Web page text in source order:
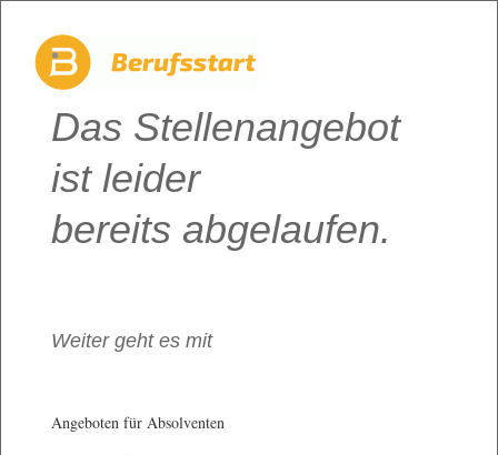
Das Stellenangebot
ist leider
bereits abgelaufen.
Weiter geht es mit
Angeboten für Absolventen